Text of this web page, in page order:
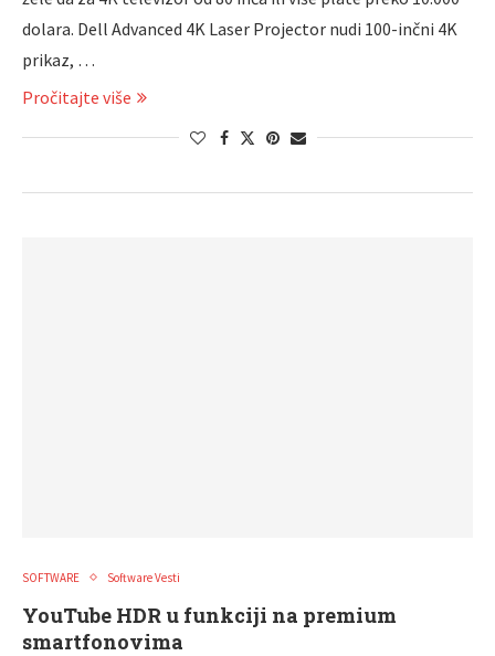
dolara. Dell Advanced 4K Laser Projector nudi 100-inčni 4K
prikaz, …
Pročitajte više
SOFTWARE Software Vesti
YouTube HDR u funkciji na premium
smartfonovima